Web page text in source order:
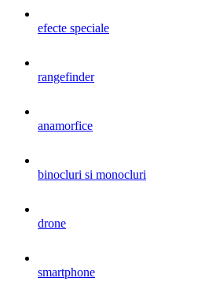
efecte speciale
rangefinder
anamorfice
binocluri si monocluri
drone
smartphone